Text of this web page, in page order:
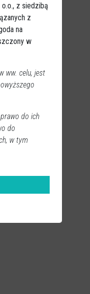
z siedzibą
z
na
w
ww. celu, jest
do ich
do
w tym